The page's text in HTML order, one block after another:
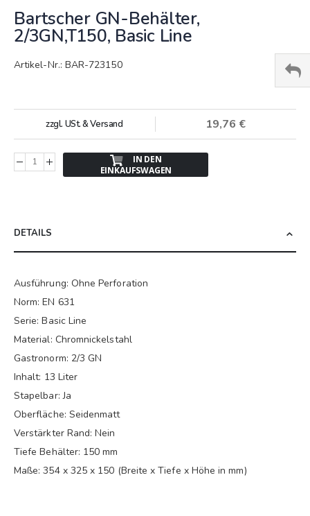
zum
Anfang
der
Bildergalerie
Bartscher GN-Behälter,
2/3GN,T150, Basic Line
Artikel-Nr.: BAR-723150
19,76 €
zzgl. USt. & Versand
IN DEN
EINKAUFSWAGEN
DETAILS
Ausführung: Ohne Perforation
Norm: EN 631
Serie: Basic Line
Material: Chromnickelstahl
Gastronorm: 2/3 GN
Inhalt: 13 Liter
Stapelbar: Ja
Oberfläche: Seidenmatt
Verstärkter Rand: Nein
Tiefe Behälter: 150 mm
Maße: 354 x 325 x 150 (Breite x Tiefe x Höhe in mm)